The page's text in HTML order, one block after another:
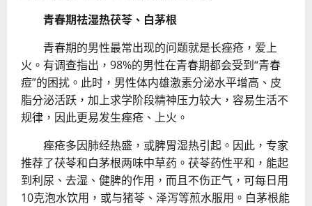
青春期祛湿热茯苓、白茅根
青春期的男性最常出现的问题就是长痤疮，爱上
火。有调查指出，98%的男性在青春期都会受到“青春
痘”的困扰。此时，男性体内雄激素分泌水平增高、皮
脂分泌活跃，加上求学阶段精神压力较大，容易生活不
规律，因此更易发生痤疮、上火。
痤疮多因肺经热盛，或脾胃湿热引起。因此，专家
推荐了茯苓和白茅根两味中草药。茯苓药性平和，能起
到利尿、去湿、健脾的作用，而且不伤正气，可每日用
10克泡水饮用，或与猪苓、泽泻等煎水服用。白茅根能